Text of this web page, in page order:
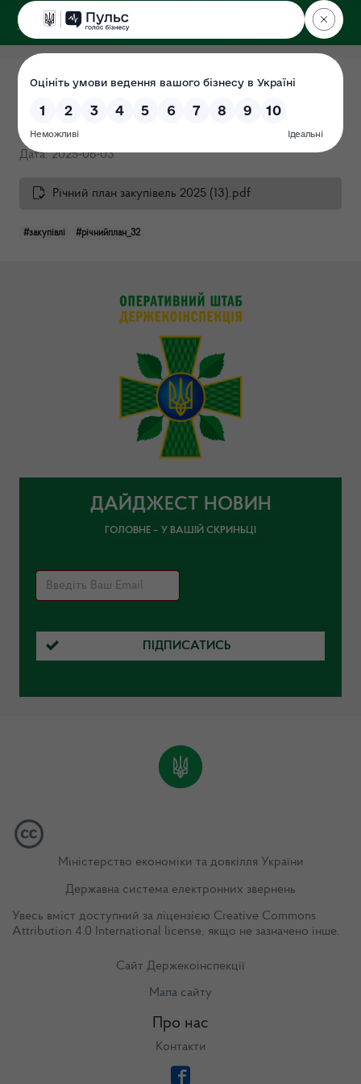
ДЕРЖЕКОІНСПЕКЦІЯ
Поліського округу
Річний план закупівель на
2025 рік (Протокол 32)
Дата: 2025-06-03
Річний план закупівель 2025 (13).pdf
#закупівлі #річнийплан_32
ДАЙДЖЕСТ НОВИН
ГОЛОВНЕ – У ВАШІЙ СКРИНЬЦІ
ПІДПИСАТИСЬ
Міністерство економіки та довкілля України
Державна система електронних звернень
Увесь вміст доступний за ліцензією Creative Commons
Attribution 4.0 International license, якщо не зазначено інше.
Сайт Держекоінспекції
Мапа сайту
Про нас
Контакти